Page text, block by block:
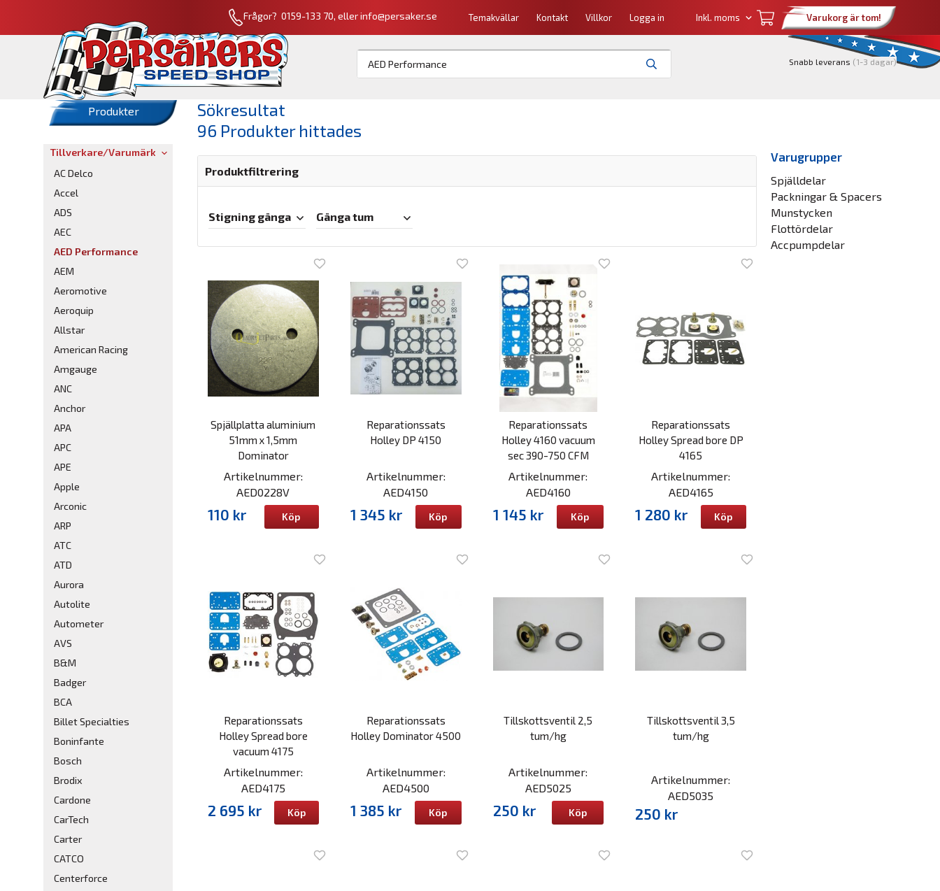
Frågor? 0159-133 70, ellerinfo@persaker.se Temakvällar Kontakt Villkor Logga in Varukorg är tom!
Snabb leverans (1-3 dagar)
Produkter
Tillverkare/Varumärke
AC Delco
Accel
ADS
AEC
AED Performance
AEM
Aeromotive
Aeroquip
Allstar
American Racing
Amgauge
ANC
Anchor
APA
APC
APE
Apple
Arconic
ARP
ATC
ATD
Aurora
Autolite
Autometer
AVS
B&M
Badger
BCA
Billet Specialties
Boninfante
Bosch
Brodix
Cardone
CarTech
Carter
CATCO
Centerforce
Sökresultat
96 Produkter hittades
Produktfiltrering
Stigning gänga Gänga tum
Spjällplatta aluminium
51mm x 1,5mm
Dominator
Artikelnummer:
AED0228V
110 kr Köp
Reparationssats
Holley DP 4150
Artikelnummer:
AED4150
1 345 kr Köp
Reparationssats
Holley 4160 vacuum
sec 390-750 CFM
Artikelnummer:
AED4160
1 145 kr Köp
Reparationssats
Holley Spread bore DP
4165
Artikelnummer:
AED4165
1 280 kr Köp
Reparationssats
Holley Spread bore
vacuum 4175
Artikelnummer:
AED4175
2 695 kr Köp
Reparationssats
Holley Dominator 4500
Artikelnummer:
AED4500
1 385 kr Köp
Tillskottsventil 2,5
tum/hg
Artikelnummer:
AED5025
250 kr Köp
Tillskottsventil 3,5
tum/hg
Artikelnummer:
AED5035
250 kr
Varugrupper
Spjälldelar
Packningar & Spacers
Munstycken
Flottördelar
Accpumpdelar